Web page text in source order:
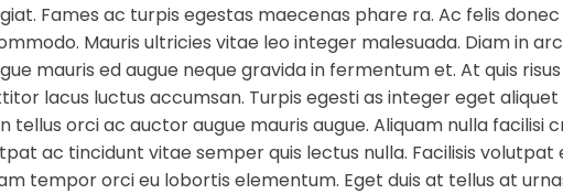
Fames ac turpis egestas maecenas phare ra. Ac felis
Mauris ultricies vitae leo integer malesuada. Diam in
mauris ed augue neque gravida in fermentum et. At quis risus
lacus luctus accumsan. Turpis egesti as integer eget aliquet
tellus orci ac auctor augue mauris augue. Aliquam nulla facilisi
ac tincidunt vitae semper quis lectus nulla. Facilisis volutpat
tempor orci eu lobortis elementum. Eget duis at tellus at